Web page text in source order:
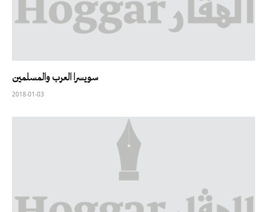
سويسرا العرب والمسلمين
2018-01-03